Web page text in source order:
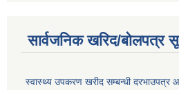
सार्वजनिक खरिद/बोलपत्र
स्वास्थ्य उपकरण खरीद सम्बन्धी दरभाउपत्र